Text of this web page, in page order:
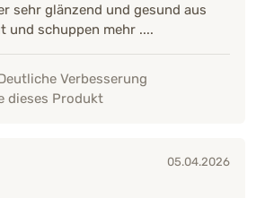
sehr glänzend und gesund aus
und schuppen mehr ....
Verbesserung
dieses Produkt
05.04.2026